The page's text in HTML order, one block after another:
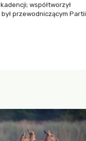
współtworzył
przewodniczącym Partii